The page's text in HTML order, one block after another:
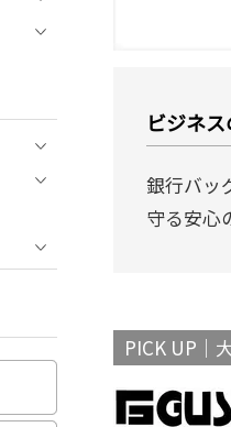
ビジネ
銀行バッ
守る安心
PICK UP｜